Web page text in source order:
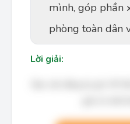
mình, góp phần
phòng toàn dân
Lời giải: